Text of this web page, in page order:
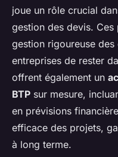
joue un rôle crucial
gestion des devis. Ces
gestion rigoureuse
entreprises de rester
offrent également un
BTP sur mesure,
en prévisions
efficace des projets,
à long terme.